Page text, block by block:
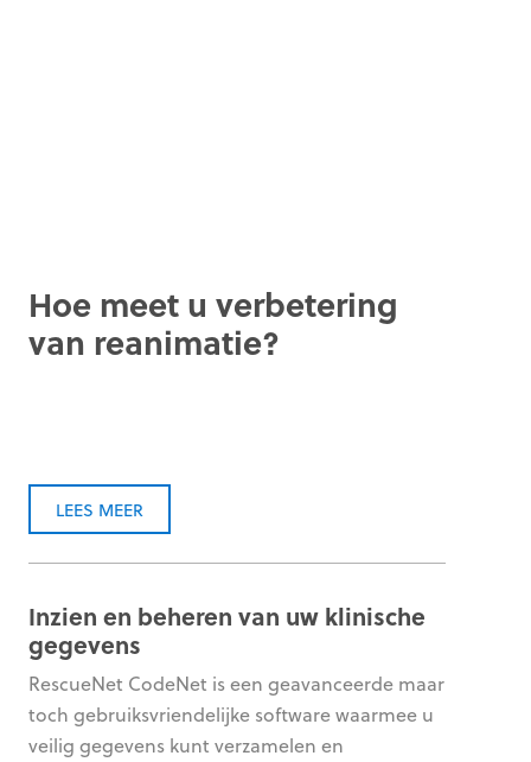
Hoe meet u verbetering
van reanimatie?
LEES MEER
Inzien en beheren van uw klinische
gegevens
RescueNet CodeNet is een geavanceerde maar
toch gebruiksvriendelijke software waarmee u
veilig gegevens kunt verzamelen en